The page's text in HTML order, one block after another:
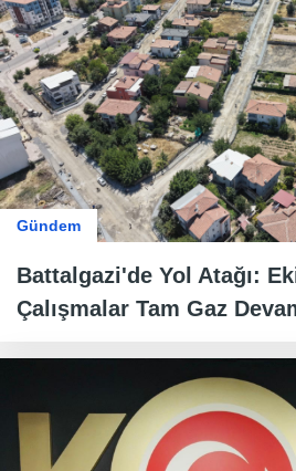
Gündem
Battalgazi'de Yol Atağı:
Çalışmalar Tam Gaz